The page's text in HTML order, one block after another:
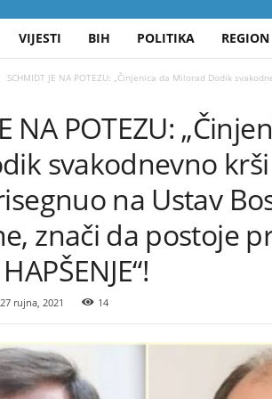
VIJESTI BIH POLITIKA REGION
SCHMIDT JE NA POTEZU: „Činjenica da Milorad Dodik
NA POTEZU:
svakodnevno
na Ustav
znači da postoje
27 rujna, 2021 14